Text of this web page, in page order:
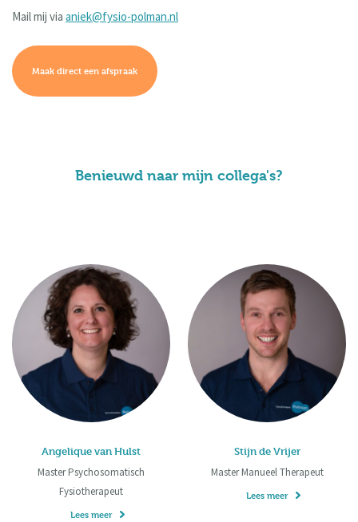
Mail mij via aniek@fysio-polman.nl
Maak direct een afspraak
Benieuwd naar mijn collega's?
Angelique van Hulst
Master Psychosomatisch
Fysiotherapeut
Lees meer
Stijn de Vrijer
Master Manueel Therapeut
Lees meer